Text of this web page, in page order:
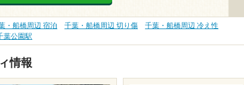
・船橋周辺 宿泊 千葉・船橋周辺 切り傷
千葉・船橋周辺 冷え性
葉公園駅
情報